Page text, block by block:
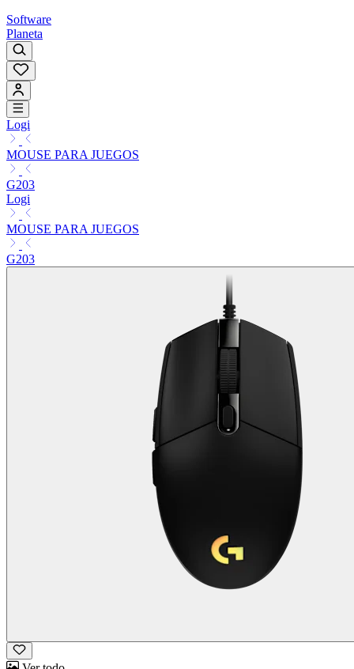
Software
Planeta
Logi
MOUSE PARA JUEGOS
G203
Logi
MOUSE PARA JUEGOS
G203